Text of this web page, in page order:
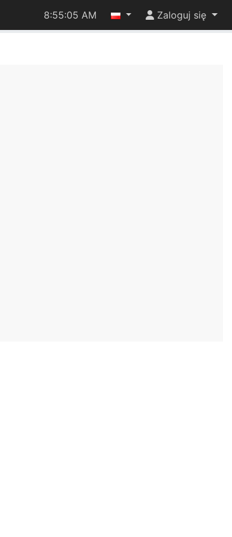
8:55:05 AM Zaloguj się